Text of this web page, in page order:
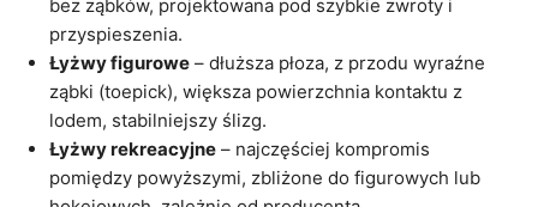
bez ząbków, projektowana pod szybkie zwroty i
przyspieszenia.
Łyżwy figurowe – dłuższa płoza, z przodu wyraźne
ząbki (toepick), większa powierzchnia kontaktu z
lodem, stabilniejszy ślizg.
Łyżwy rekreacyjne – najczęściej kompromis
pomiędzy powyższymi, zbliżone do figurowych lub